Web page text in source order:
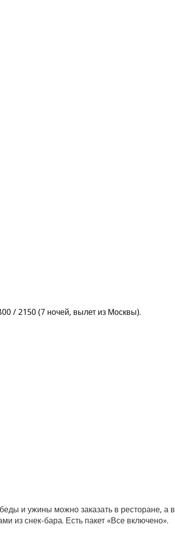
/ 2150 (7 ночей, вылет из Москвы).
и ужины можно заказать в ресторане, а в
из снек-бара. Есть пакет «Все включено».